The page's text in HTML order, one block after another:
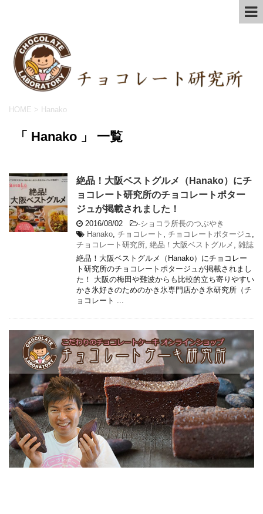
HOME > Hanako
「 Hanako 」 一覧
絶品！大阪ベストグルメ（Hanako）にチ
ョコレート研究所のチョコレートポター
ジュが掲載されました！
2016/08/02 -ショコラ所長のつぶやき
Hanako チョコレート チョコレートポタージュ
チョコレート研究所 絶品！大阪ベストグルメ
雑誌
絶品！大阪ベストグルメ（Hanako）にチョコレー
ト研究所のチョコレートポタージュが掲載されまし
た！ 大阪の梅田や難波からも比較的立ち寄りやすい
かき氷好きのためのかき氷専門店かき氷研究所（チ
ョコレート ...